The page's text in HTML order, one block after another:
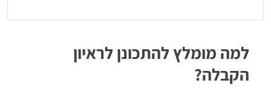
בנוסף, הינכם זכאים לעבור הדרכה על קורות חיים ללא תוספת
למה מומלץ להתכונן לראיון
הקבלה?